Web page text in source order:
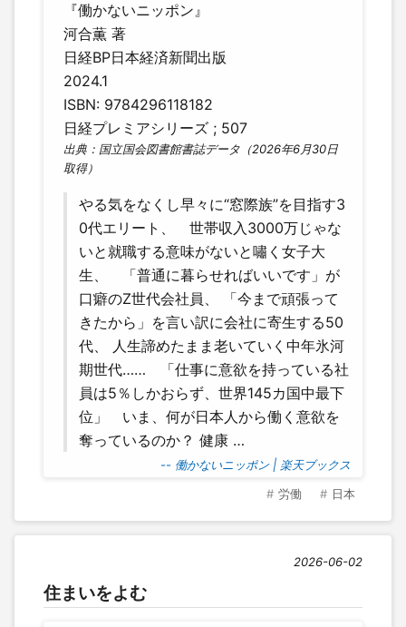
『働かないニッポン』
河合薫 著
日経BP日本経済新聞出版
2024.1
ISBN: 9784296118182
日経プレミアシリーズ ; 507
出典：国立国会図書館書誌データ（2026年6月30日
取得）
やる気をなくし早々に“窓際族”を目指す3
0代エリート、 世帯収入3000万じゃな
いと就職する意味がないと嘯く女子大
生、 「普通に暮らせればいいです」が
口癖のZ世代会社員、 「今まで頑張って
きたから」を言い訳に会社に寄生する50
代、 人生諦めたまま老いていく中年氷河
期世代…… 「仕事に意欲を持っている社
員は5％しかおらず、世界145カ国中最下
位」 いま、何が日本人から働く意欲を
奪っているのか？ 健康 …
-- 働かないニッポン | 楽天ブックス
労働 日本
2026-06-02
住まいをよむ